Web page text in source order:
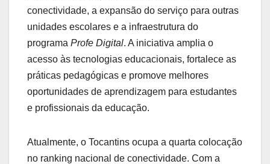
conectividade, a expansão do serviço para outras
unidades escolares e a infraestrutura do
programa Profe Digital. A iniciativa amplia o
acesso às tecnologias educacionais, fortalece as
práticas pedagógicas e promove melhores
oportunidades de aprendizagem para estudantes
e profissionais da educação.
Atualmente, o Tocantins ocupa a quarta colocação
no ranking nacional de conectividade. Com a